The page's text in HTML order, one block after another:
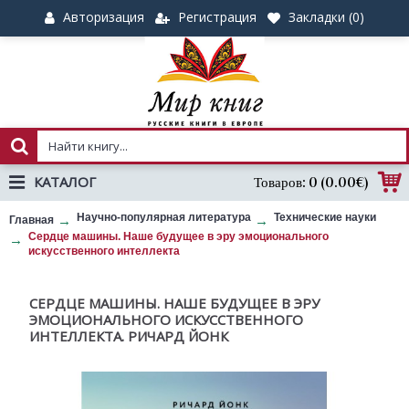
Авторизация Регистрация Закладки (0)
Товаров: 0 (0.00€)
КАТАЛОГ
Главная Научно-популярная литература
Технические науки
Сердце машины. Наше будущее в эру эмоционального
искусственного интеллекта
СЕРДЦЕ МАШИНЫ. НАШЕ БУДУЩЕЕ В ЭРУ
ЭМОЦИОНАЛЬНОГО ИСКУССТВЕННОГО
ИНТЕЛЛЕКТА. РИЧАРД ЙОНК